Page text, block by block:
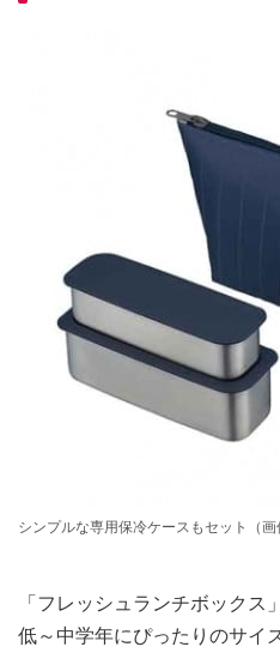
シンプルな専用保冷ケースもセット（画
「フレッシュランチボック
低～中学年にぴったりのサイズ